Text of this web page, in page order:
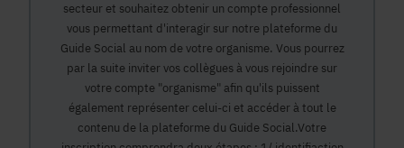
secteur et souhaitez obtenir un compte professionnel
vous permettant d'interagir sur notre plateforme du
Guide Social au nom de votre organisme. Vous pourrez
par la suite inviter vos collègues à vous rejoindre sur
votre compte "organisme" afin qu'ils puissent
également représenter celui-ci et accéder à tout le
contenu de la plateforme du Guide Social.Votre